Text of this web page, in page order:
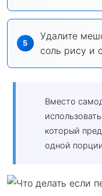
Удалите
соль рису и
Вместо
который
одной